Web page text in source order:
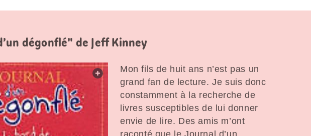
dégonflé" de Jeff Kinney
web.lightbox.openLink
Mon fils de huit ans n’est pas un
grand fan de lecture. Je suis donc
constamment à la recherche de
livres susceptibles de lui donner
envie de lire. Des amis m’ont